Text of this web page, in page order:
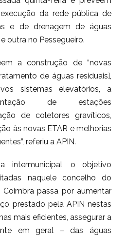
da rede pública de
e de drenagem de águas
outra no Pessegueiro.
a construção de “novas
de águas residuais],
sistemas elevatórios, a
de estações
de coletores gravíticos,
às novas ETAR e melhorias
referiu a APIN.
intermunicipal, o objetivo
naquele concelho do
passa por aumentar
prestado pela APIN nestas
mais eficientes, assegurar a
em geral – das águas